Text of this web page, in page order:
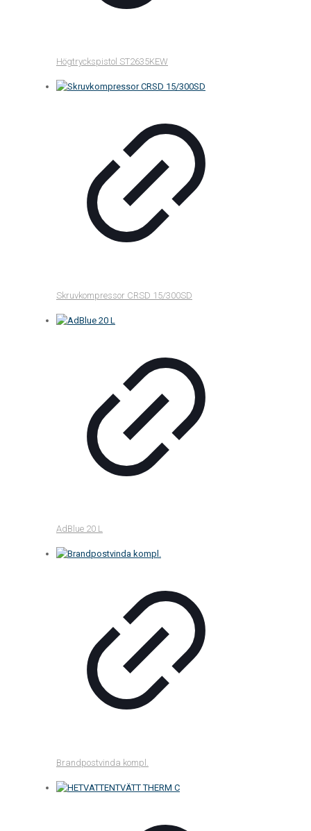
Högtryckspistol ST2635KEW
Skruvkompressor CRSD 15/300SD
AdBlue 20 L
Brandpostvinda kompl.